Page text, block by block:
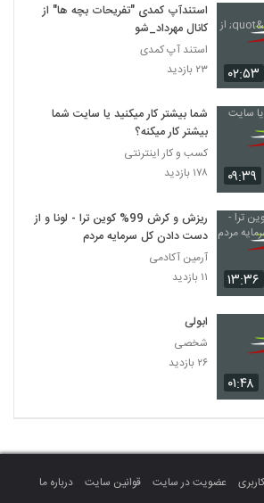
۰۲:۵۳
استندآپ کمدی "تفریحات بچه ها" از
کانال مهرداد_شو
استند آپ کمدی
۲۳ بازدید
۰۹:۳۹
شما بیشتر کار میکنید یا سایت شما
بیشتر کار میکنه؟
کسب و کار اینترنتی
۱۷۸ بازدید
۱۳:۳۶
ریزش و کرش 99% کوین ترا - لونا و از
دست دادن کل سرمایه مردم
آرمین آکادمی
۱۱ بازدید
۰۱:۴۸
ابولی
شخصی
۲۶ بازدید
عضویت در سایت قوانین سایت
درباره ما